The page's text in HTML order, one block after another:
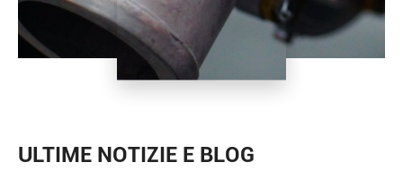
ULTIME NOTIZIE E BLOG